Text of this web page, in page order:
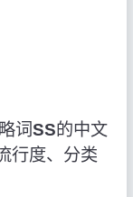
词SS的中文
行度、分类